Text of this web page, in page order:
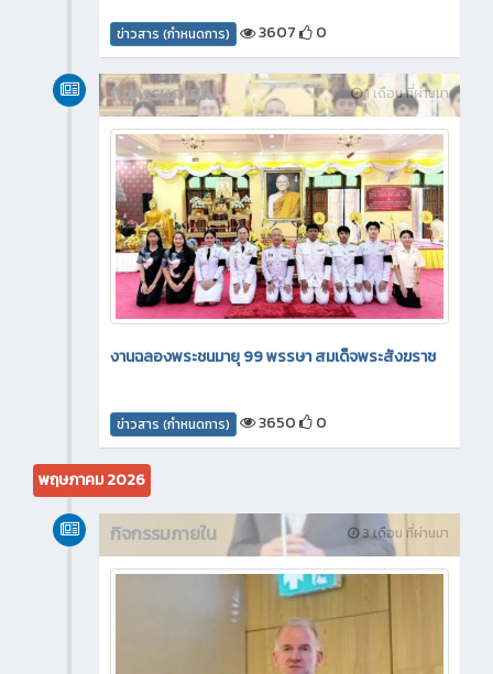
ข่าวสาร (กำหนดการ) 3607 0
1 เดือน ที่ผ่านมา
กิจกรรมภายใน
งานฉลองพระชนมายุ 99 พรรษา สมเด็จพระสังฆราช
ข่าวสาร (กำหนดการ) 3650 0
พฤษภาคม 2026
3 เดือน ที่ผ่านมา
กิจกรรมภายใน